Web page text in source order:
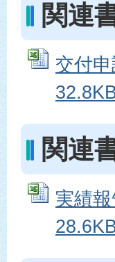
関連
交付
関連
実績